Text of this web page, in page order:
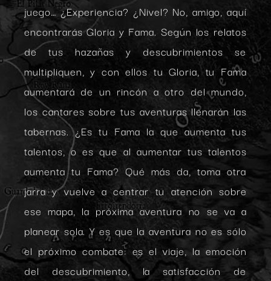
juego… ¿Experiencia? ¿Nivel? No, amigo, aquí
encontrarás Gloria y Fama. Según los relatos
de tus hazañas y descubrimientos se
multipliquen, y con ellos tu Gloria, tu Fama
aumentará de un rincón a otro del mundo,
los cantares sobre tus aventuras llenarán las
tabernas. ¿Es tu Fama la que aumenta tus
talentos, o es que al aumentar tus talentos
aumenta tu Fama? Qué más da, toma otra
jarra y vuelve a centrar tu atención sobre
ese mapa, la próxima aventura no se va a
planear sola. Y es que la aventura no es sólo
el próximo combate: es el viaje, la emoción
del descubrimiento, la satisfacción de